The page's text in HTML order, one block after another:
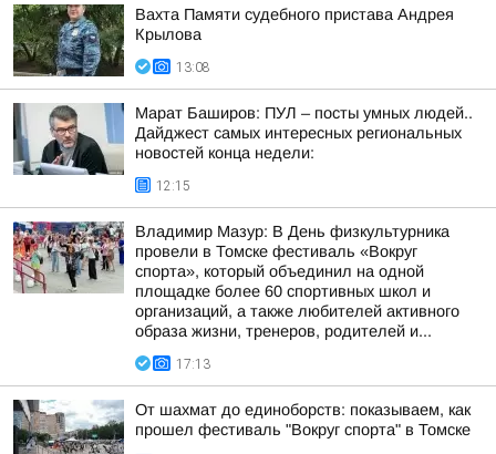
Вахта Памяти судебного пристава Андрея
Крылова
13:08
Марат Баширов: ПУЛ – посты умных людей..
Дайджест самых интересных региональных
новостей конца недели:
12:15
Владимир Мазур: В День физкультурника
провели в Томске фестиваль «Вокруг
спорта», который объединил на одной
площадке более 60 спортивных школ и
организаций, а также любителей активного
образа жизни, тренеров, родителей и...
17:13
От шахмат до единоборств: показываем, как
прошел фестиваль "Вокруг спорта" в Томске